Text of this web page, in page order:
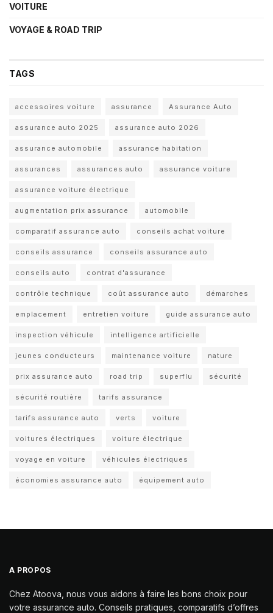
VOITURE
VOYAGE & ROAD TRIP
TAGS
accessoires voiture assurance Assurance Auto
assurance auto 2025 assurance auto 2026
assurance automobile assurance habitation
assurances assurances auto assurance voiture
assurance voiture électrique
augmentation prix assurance automobile
comparatif assurance auto conseils achat voiture
conseils assurance conseils assurance auto
conseils auto contrat d'assurance
contrôle technique coût assurance auto démarches
emplacement entretien voiture guide assurance auto
inspection véhicule intelligence artificielle
jeunes conducteurs maintenance voiture nature
prix assurance auto road trip superflu sécurité
sécurité routière tarifs assurance
tarifs assurance auto verts voiture
voitures électriques voiture électrique
voyage en voiture véhicules électriques
économies assurance auto équipement auto
A PROPOS
Chez Atoova, nous vous aidons à faire les bons choix pour
votre assurance auto. Conseils pratiques, comparatifs d’offres